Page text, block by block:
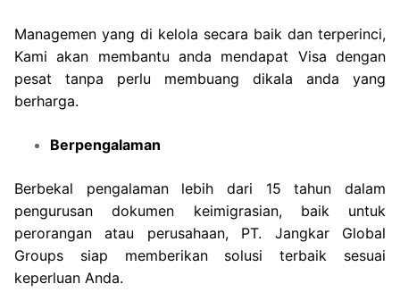
Managemen yang di kelola secara baik dan terperinci,
Kami akan membantu anda mendapat Visa dengan
pesat tanpa perlu membuang dikala anda yang
berharga.
Berpengalaman
Berbekal pengalaman lebih dari 15 tahun dalam
pengurusan dokumen keimigrasian, baik untuk
perorangan atau perusahaan, PT. Jangkar Global
Groups siap memberikan solusi terbaik sesuai
keperluan Anda.